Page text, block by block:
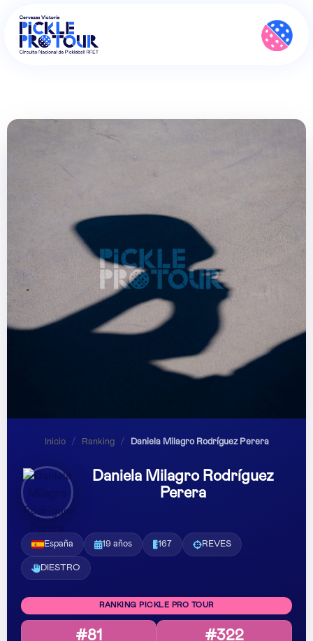
Inicio / Ranking / Daniela Milagro Rodríguez Perera
Daniela Milagro Rodríguez
Perera
España 19 años 167 REVES
DIESTRO
RANKING PICKLE PRO TOUR
#81 #322